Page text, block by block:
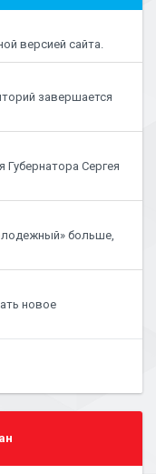
версией сайта.
завершается
Сергея
больше,
новое